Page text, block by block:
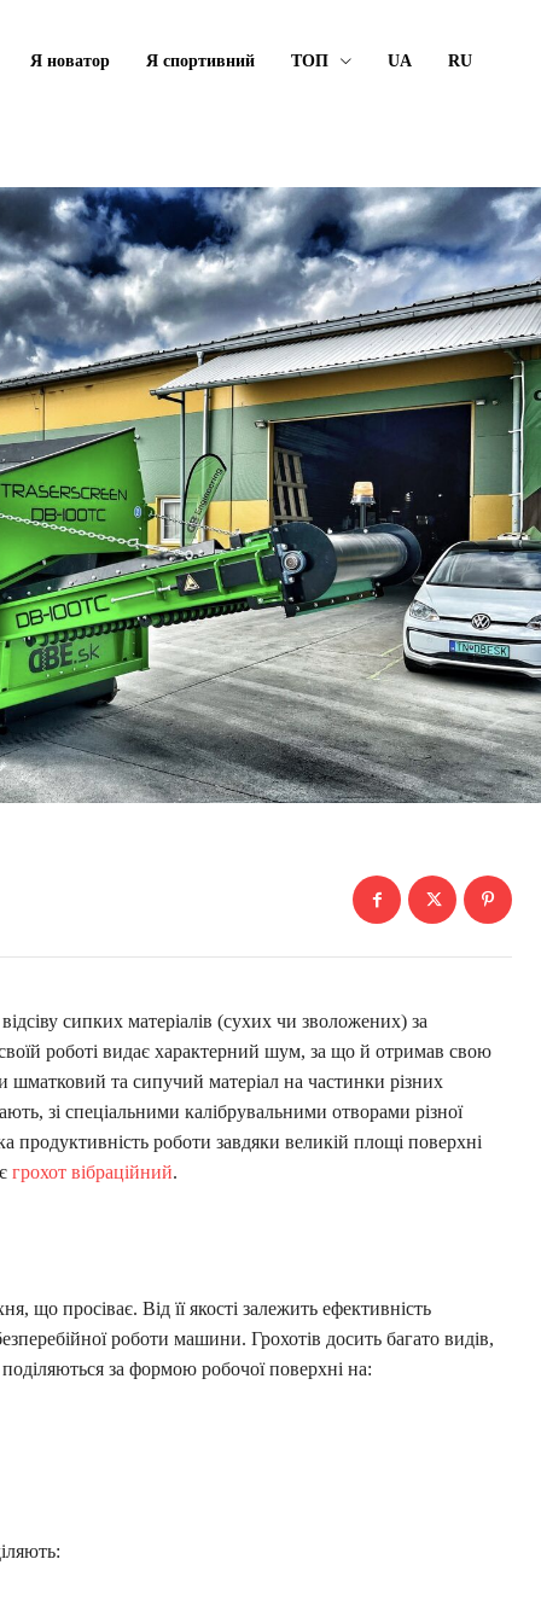
Я новатор Я спортивний ТОП UA RU
сипких матеріалів (сухих чи зволожених) за
роботі видає характерний шум, за що й отримав свою
шматковий та сипучий матеріал на частинки різних
зі спеціальними калібрувальними отворами різної
роботи завдяки великій площі поверхні
грохот вібраційний.
що просіває. Від її якості залежить ефективність
роботи машини. Грохотів досить багато видів,
за формою робочої поверхні на: